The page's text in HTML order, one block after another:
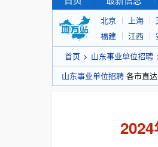
北京 上海
福建
江西
首页 > 山东事业单位招聘
山东事业单位招聘 各市直达